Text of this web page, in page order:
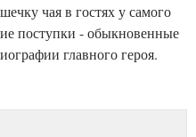
чая в гостях у самого
поступки - обыкновенные
главного героя.